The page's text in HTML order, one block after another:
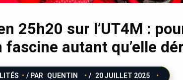
25h20 sur l’UT4M :
fascine autant qu’elle
/ PAR QUENTIN / 20 JUILLET 2025